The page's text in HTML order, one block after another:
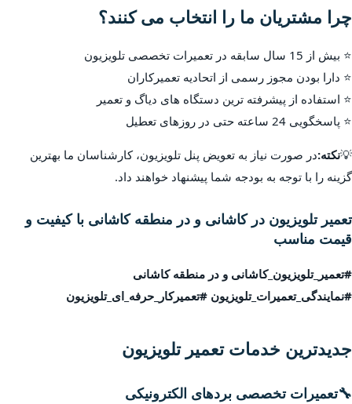
چرا مشتریان ما را انتخاب می کنند؟
⭐ بیش از 15 سال سابقه در تعمیرات تخصصی تلویزیون
⭐ دارا بودن مجوز رسمی از اتحادیه تعمیرکاران
⭐ استفاده از پیشرفته ترین دستگاه های دیاگ و تعمیر
⭐ پاسخگویی 24 ساعته حتی در روزهای تعطیل
💡نکته:در صورت نیاز به تعویض پنل تلویزیون، کارشناسان ما بهترین
گزینه را با توجه به بودجه شما پیشنهاد خواهند داد.
تعمیر تلویزیون در کاشانی و در منطقه کاشانی با کیفیت و
قیمت مناسب
#تعمیر_تلویزیون_کاشانی و در منطقه کاشانی
#نمایندگی_تعمیرات_تلویزیون #تعمیرکار_حرفه_ای_تلویزیون
جدیدترین خدمات تعمیر تلویزیون
🔧تعمیرات تخصصی بردهای الکترونیکی